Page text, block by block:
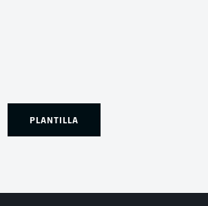
PLANTILLA